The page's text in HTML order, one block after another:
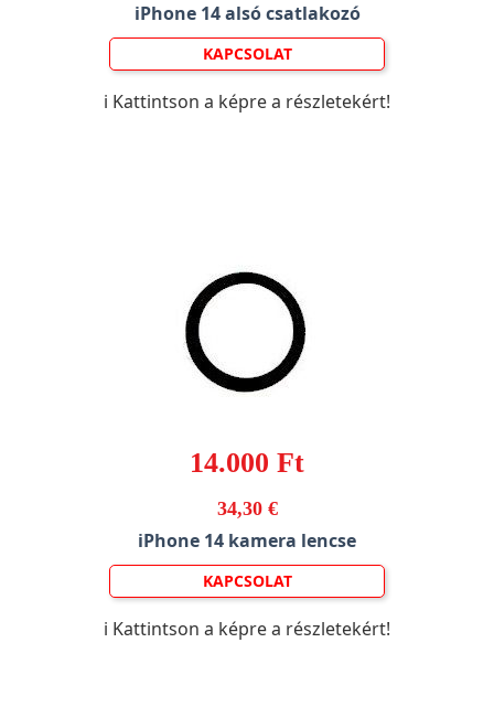
iPhone 14 alsó csatlakozó
KAPCSOLAT
ℹ️ Kattintson a képre a részletekért!
14.000 Ft
34,30 €
iPhone 14 kamera lencse
KAPCSOLAT
ℹ️ Kattintson a képre a részletekért!